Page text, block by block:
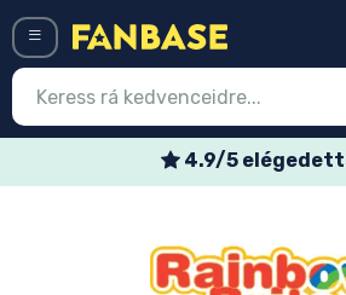
4.9/5
Legújabb cuccok